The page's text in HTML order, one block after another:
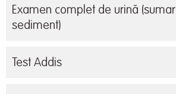
Examen complet de urină
sediment)
Test Addis